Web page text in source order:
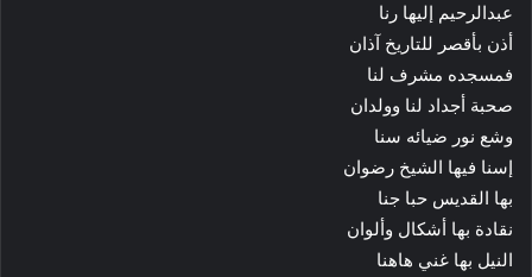
عبدالرحيم إليها رنا
أذن بأقصر للتاريخ آذان
فمسجده مشرف لنا
صحبة أجداد لنا وولدان
وشع نور ضيائه سنا
إسنا فيها الشيخ رضوان
بها القديس حبا جنا
نقادة بها أشكال وألوان
النيل بها غني هاهنا